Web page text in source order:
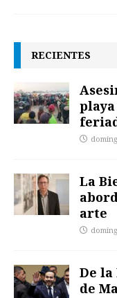
RECIENTES
La
arte
De la
de